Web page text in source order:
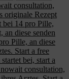
consultation,
originale Rezept
bei 14 pro Pille,
an diese senden
Pille, an diese
Start a free
bei, start a
consultation,